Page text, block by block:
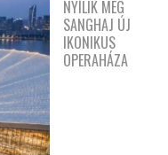
NYÍLIK MEG
SANGHAJ ÚJ
IKONIKUS
OPERAHÁZA